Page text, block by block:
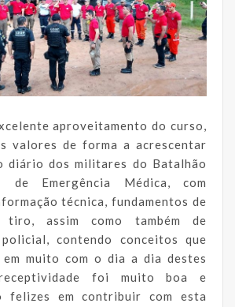
aproveitamento do curso,
valores de forma a acrescentar
diário dos militares do Batalhão
de Emergência Médica, com
técnica, fundamentos de
tiro, assim como também de
contendo conceitos que
muito com o dia a dia destes
foi muito boa e
felizes em contribuir com esta